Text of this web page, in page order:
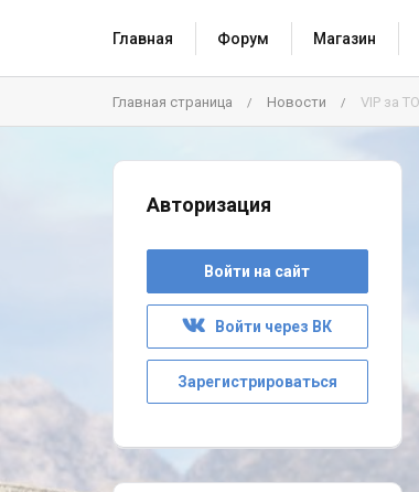
Главная Форум Магазин
Главная страница / Новости / VIP за
Авторизация
Войти на сайт
Войти через ВК
Зарегистрироваться